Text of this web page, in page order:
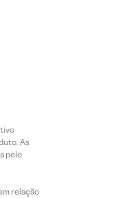
As
pelo
relação